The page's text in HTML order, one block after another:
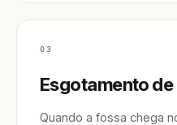
03
Esgotamento de
Quando a fossa chega